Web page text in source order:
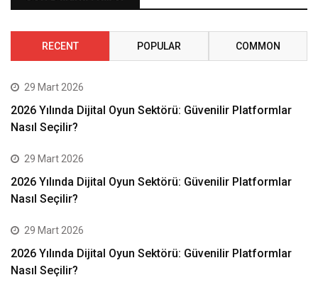
RECENT POPULAR COMMON
29 Mart 2026
2026 Yılında Dijital Oyun Sektörü: Güvenilir Platformlar
Nasıl Seçilir?
29 Mart 2026
2026 Yılında Dijital Oyun Sektörü: Güvenilir Platformlar
Nasıl Seçilir?
29 Mart 2026
2026 Yılında Dijital Oyun Sektörü: Güvenilir Platformlar
Nasıl Seçilir?